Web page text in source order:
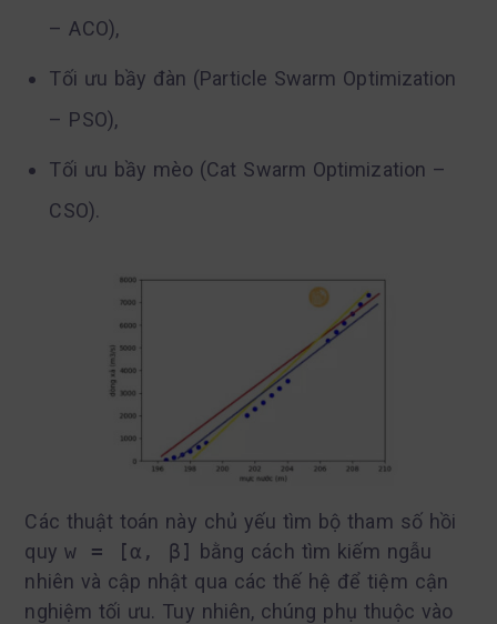
– ACO),
Tối ưu bầy đàn (Particle Swarm Optimization
– PSO),
Tối ưu bầy mèo (Cat Swarm Optimization –
CSO).
Các thuật toán này chủ yếu tìm bộ tham số hồi
quy w = [α, β] bằng cách tìm kiếm ngẫu
nhiên và cập nhật qua các thế hệ để tiệm cận
nghiệm tối ưu. Tuy nhiên, chúng phụ thuộc vào